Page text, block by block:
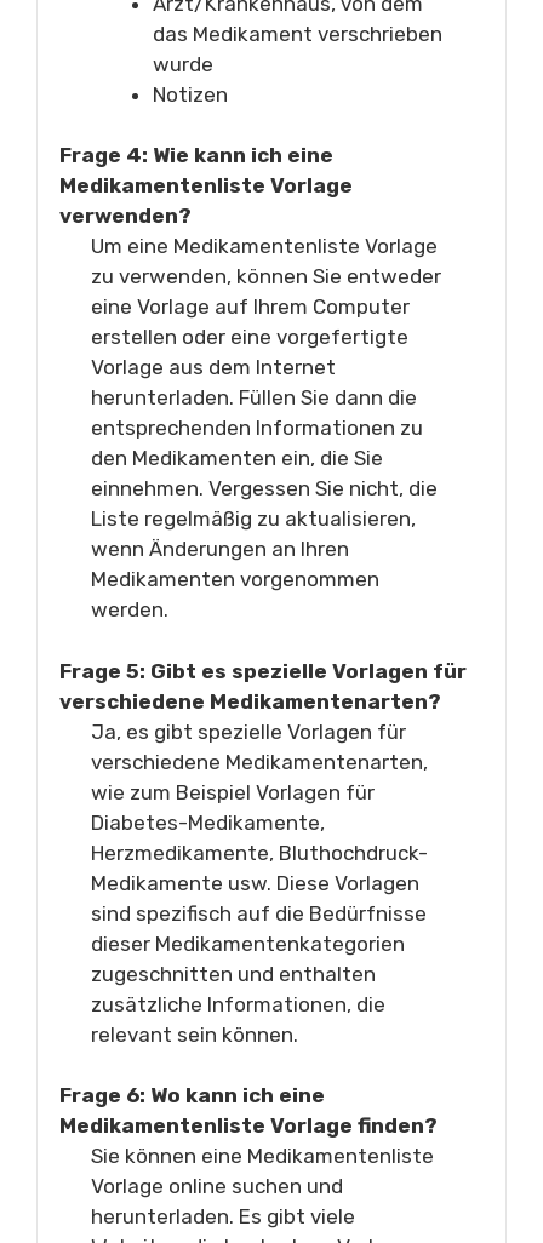
das Medikament verschrieben
wurde
Notizen
Frage 4: Wie kann ich eine
Medikamentenliste Vorlage
verwenden?
Um eine Medikamentenliste Vorlage
zu verwenden, können Sie entweder
eine Vorlage auf Ihrem Computer
erstellen oder eine vorgefertigte
Vorlage aus dem Internet
herunterladen. Füllen Sie dann die
entsprechenden Informationen zu
den Medikamenten ein, die Sie
einnehmen. Vergessen Sie nicht, die
Liste regelmäßig zu aktualisieren,
wenn Änderungen an Ihren
Medikamenten vorgenommen
werden.
Frage 5: Gibt es spezielle Vorlagen für
verschiedene Medikamentenarten?
Ja, es gibt spezielle Vorlagen für
verschiedene Medikamentenarten,
wie zum Beispiel Vorlagen für
Diabetes-Medikamente,
Herzmedikamente, Bluthochdruck-
Medikamente usw. Diese Vorlagen
sind spezifisch auf die Bedürfnisse
dieser Medikamentenkategorien
zugeschnitten und enthalten
zusätzliche Informationen, die
relevant sein können.
Frage 6: Wo kann ich eine
Medikamentenliste Vorlage finden?
Sie können eine Medikamentenliste
Vorlage online suchen und
herunterladen. Es gibt viele